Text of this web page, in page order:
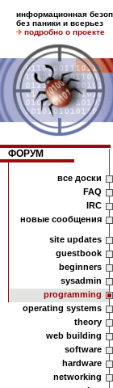
информационная
без паники и всерьез
подробно о проекте
ФОРУМ
все доски
FAQ
IRC
новые сообщения
site updates
guestbook
beginners
sysadmin
programming
operating systems
theory
web building
software
hardware
networking